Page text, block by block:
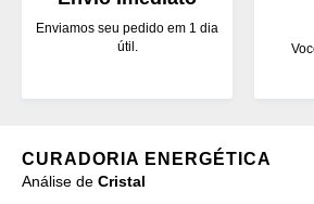
Enviamos seu pedido em 1 dia
útil.
CURADORIA ENERGÉTICA
Análise de Cristal